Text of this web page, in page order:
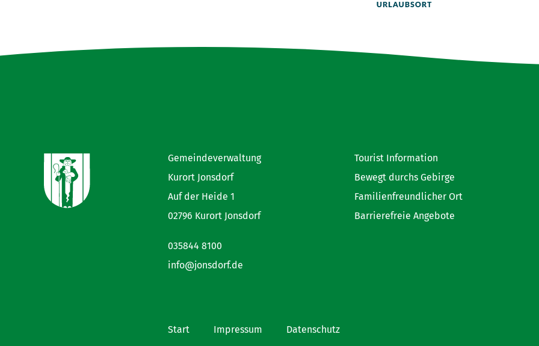
Gemeindeverwaltung
Kurort Jonsdorf
Auf der Heide 1
02796 Kurort Jonsdorf
035844 8100
info@jonsdorf.de
Tourist Information
Bewegt durchs Gebirge
Familienfreundlicher Ort
Barrierefreie Angebote
Start Impressum Datenschutz